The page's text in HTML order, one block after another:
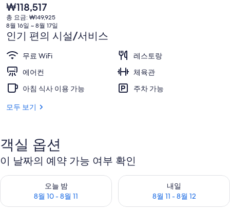
지
의
사
진
갤
러
리
현
재
가
격
은
₩118,517
₩118,517
총 요금: ₩149,925
8월 16일 ~ 8월 17일
인기 편의 시설/서비스
무료 WiFi
레스토랑
에어컨
체육관
아침 식사 이용 가능
주차 가능
모두 보기
객실 옵션
이 날짜의 예약 가능 여부 확인
오늘 밤
8월 10 - 8월 11
오늘 밤 예약 가능 여부 확인, 8월 10 - 8월 11
내일
8월 11 - 8월 12
내일 예약 가능 여부 확인, 8월